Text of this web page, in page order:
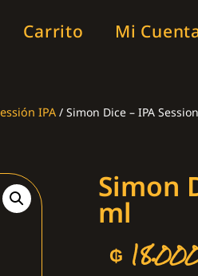
Carrito Mi
IPA / Simon Dice – IPA
Simon
ml
₲